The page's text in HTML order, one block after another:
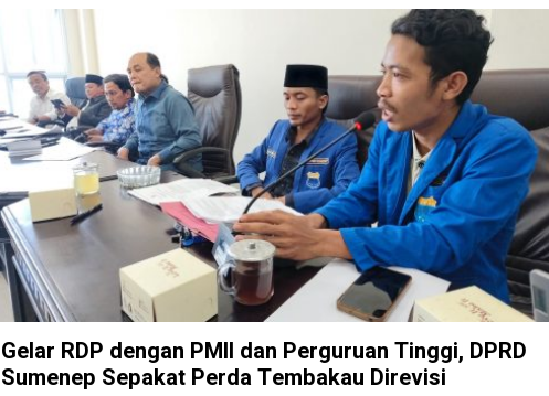
Gelar RDP dengan PMII dan Perguruan Tinggi, DPRD
Sumenep Sepakat Perda Tembakau Direvisi